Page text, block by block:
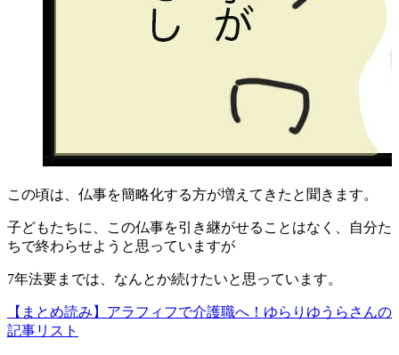
この頃は、仏事を簡略化する方が増えてきたと聞きます。
子どもたちに、この仏事を引き継がせることはなく、
自分た
ちで終わらせようと思っていますが
7年法要までは、なんとか続けたいと思っています。
【まとめ読み】アラフィフで介護職へ！ゆらりゆうらさんの
記事リスト